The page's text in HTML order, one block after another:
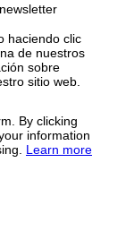
haciendo clic
de nuestros
sobre
sitio web.
By clicking
information
Learn more